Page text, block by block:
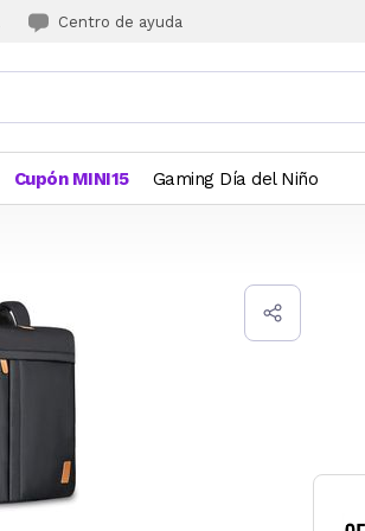
Centro de ayuda
Cupón MINI15 Gaming Día del Niño